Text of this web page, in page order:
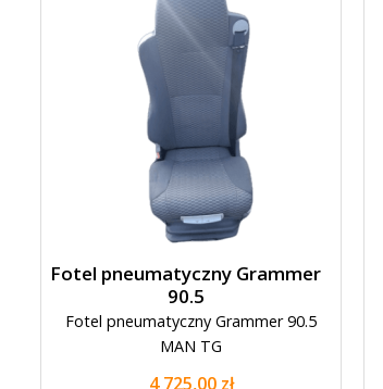
Fotel pneumatyczny Grammer
90.5
Fotel pneumatyczny Grammer 90.5
MAN TG
Cena
4 725,00 zł